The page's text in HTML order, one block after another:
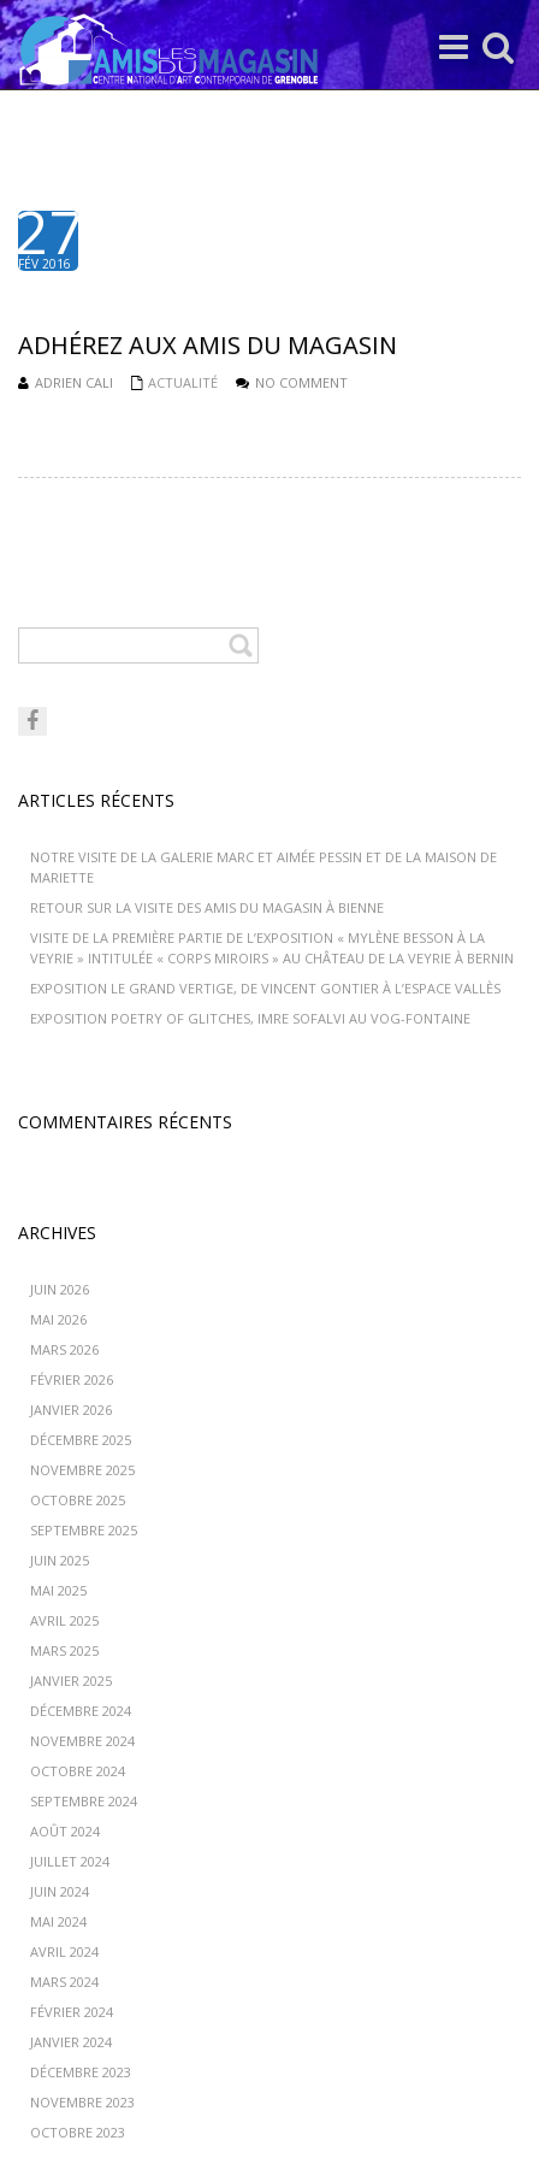
Toggle
search
Toggle
navigation
27
FÉV 2016
ADHÉREZ AUX AMIS DU MAGASIN
ADRIEN CALI ACTUALITÉ NO COMMENT
ARTICLES RÉCENTS
NOTRE VISITE DE LA GALERIE MARC ET AIMÉE PESSIN ET DE LA MAISON DE
MARIETTE
RETOUR SUR LA VISITE DES AMIS DU MAGASIN À BIENNE
VISITE DE LA PREMIÈRE PARTIE DE L’EXPOSITION « MYLÈNE BESSON À LA
VEYRIE » INTITULÉE « CORPS MIROIRS » AU CHÂTEAU DE LA VEYRIE À BERNIN
EXPOSITION LE GRAND VERTIGE, DE VINCENT GONTIER À L’ESPACE VALLÈS
EXPOSITION POETRY OF GLITCHES, IMRE SOFALVI AU VOG-FONTAINE
COMMENTAIRES RÉCENTS
ARCHIVES
JUIN 2026
MAI 2026
MARS 2026
FÉVRIER 2026
JANVIER 2026
DÉCEMBRE 2025
NOVEMBRE 2025
OCTOBRE 2025
SEPTEMBRE 2025
JUIN 2025
MAI 2025
AVRIL 2025
MARS 2025
JANVIER 2025
DÉCEMBRE 2024
NOVEMBRE 2024
OCTOBRE 2024
SEPTEMBRE 2024
AOÛT 2024
JUILLET 2024
JUIN 2024
MAI 2024
AVRIL 2024
MARS 2024
FÉVRIER 2024
JANVIER 2024
DÉCEMBRE 2023
NOVEMBRE 2023
OCTOBRE 2023